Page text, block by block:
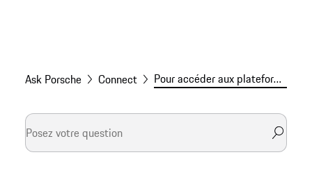
Ask Porsche Connect Pour accéder aux plateformes de streaming avec ScreenHits TV